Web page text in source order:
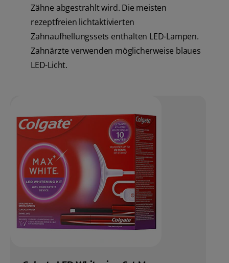
Zähne abgestrahlt wird. Die meisten
rezeptfreien lichtaktivierten
Zahnaufhellungssets enthalten LED-Lampen.
Zahnärzte verwenden möglicherweise blaues
LED-Licht.